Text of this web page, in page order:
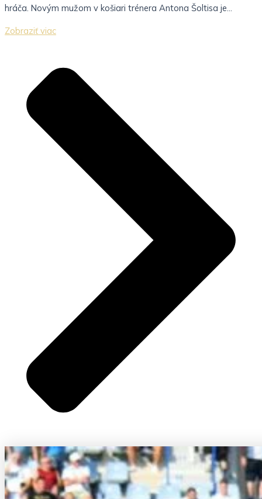
hráča. Novým mužom v košiari trénera Antona Šoltisa je...
Zobraziť viac